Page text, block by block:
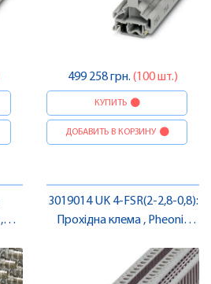
499 258 грн. (100 шт.)
КУПИТЬ
ДОБАВИТЬ В КОРЗИНУ
3019014 UK 4-FSR(2-2,8-0,8):
Прохідна клема , Pheonix